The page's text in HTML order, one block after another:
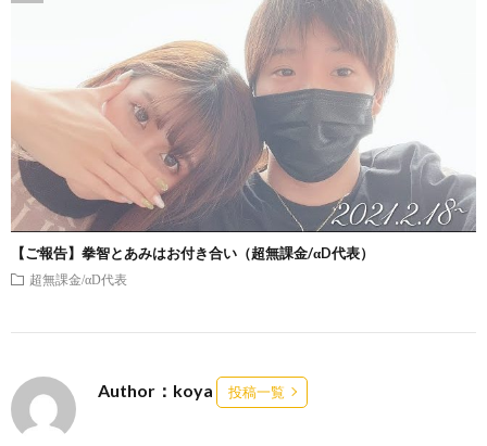
【ご報告】拳智とあみはお付き合い（超無課金/αD代表）
超無課金/αD代表
Author：koya 投稿一覧